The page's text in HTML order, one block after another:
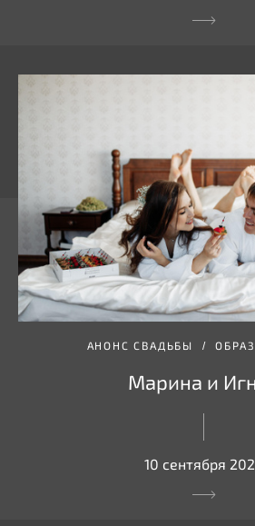
АНОНС СВАДЬБЫ
Марина и
10 сентября